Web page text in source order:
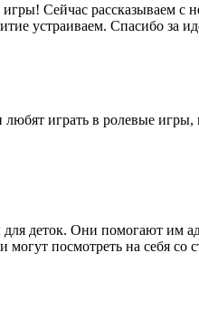
Сейчас рассказываем с
устраиваем. Спасибо за
любят играть в ролевые
деток. Они помогают им
посмотреть на себя со